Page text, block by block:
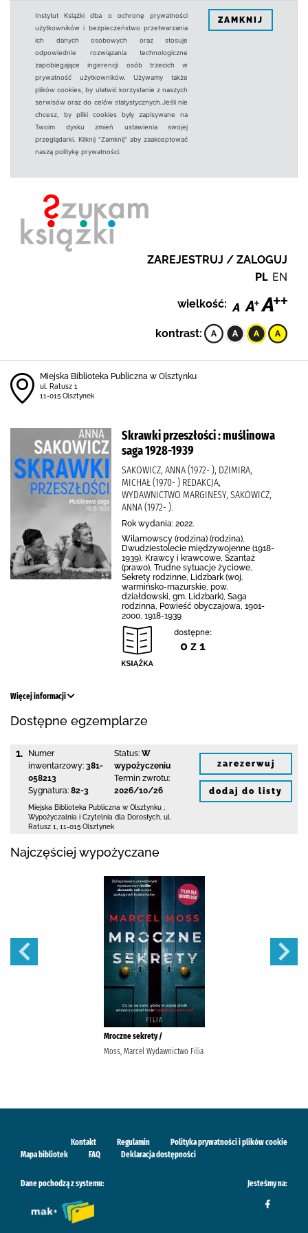
Instytut Książki dba o ochronę prywatności
użytkowników i bezpieczeństwo przetwarzania
ich danych osobowych oraz stosuje
odpowiednie rozwiązania technologiczne
zapobiegające ingerencji osób trzecich w
prywatność użytkowników. Używamy także
plików cookies, by ułatwić korzystanie z naszych
serwisów oraz do celów statystycznych.Jeśli nie
chcesz, by pliki cookies były zapisywane na
Twoim dysku zmień ustawienia swojej
przeglądarki. Kliknij "Zamknij" aby zaakceptować
naszą politykę prywatności.
ZAMKNIJ
ZAREJESTRUJ / ZALOGUJ
PL EN
wielkość:
kontrast:
Miejska Biblioteka Publiczna w Olsztynku
ul. Ratusz 1
11-015 Olsztynek
Skrawki przeszłości : muślinowa
saga 1928-1939
SAKOWICZ, ANNA (1972- ), DZIMIRA,
MICHAŁ (1970- ) REDAKCJA,
WYDAWNICTWO MARGINESY, SAKOWICZ,
ANNA (1972- ).
Rok wydania: 2022.
Wilamowscy (rodzina) (rodzina),
Dwudziestolecie międzywojenne (1918-
1939), Krawcy i krawcowe, Szantaż
(prawo), Trudne sytuacje życiowe,
Sekrety rodzinne, Lidzbark (woj.
warmińsko-mazurskie, pow.
działdowski, gm. Lidzbark), Saga
rodzinna, Powieść obyczajowa, 1901-
2000, 1918-1939
dostępne:
0 z 1
Więcej informacji
Dostępne egzemplarze
1.
Numer
inwentarzowy: 381-
058213
Sygnatura: 82-3
Status: W
wypożyczeniu
Termin zwrotu:
2026/10/26
Miejska Biblioteka Publiczna w Olsztynku
Wypożyczalnia i Czytelnia dla Dorosłych, ul.
Ratusz 1
11-015 Olsztynek
zarezerwuj
dodaj do listy
Najczęściej wypożyczane
Mroczne sekrety /
Moss, Marcel Wydawnictwo Filia
Kontakt Regulamin
Polityka prywatności i plików cookie
Mapa bibliotek
FAQ Deklaracja dostępności
Dane pochodzą z systemu: Jesteśmy na: